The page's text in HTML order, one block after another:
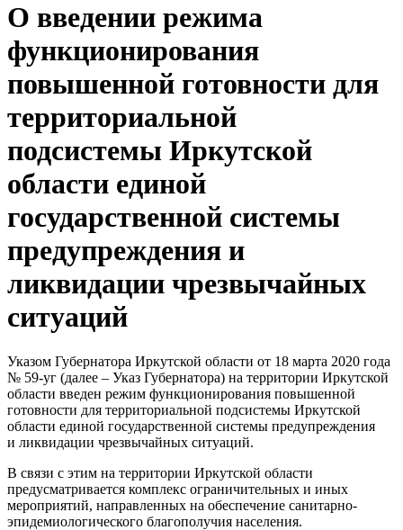
О введении режима
функционирования
повышенной готовности для
территориальной
подсистемы Иркутской
области единой
государственной системы
предупреждения и
ликвидации чрезвычайных
ситуаций
Указом Губернатора Иркутской области от 18 марта 2020 года
№ 59-уг (далее – Указ Губернатора) на территории Иркутской
области введен режим функционирования повышенной
готовности для территориальной подсистемы Иркутской
области единой государственной системы предупреждения
и ликвидации чрезвычайных ситуаций.
В связи с этим на территории Иркутской области
предусматривается комплекс ограничительных и иных
мероприятий, направленных на обеспечение санитарно-
эпидемиологического благополучия населения.